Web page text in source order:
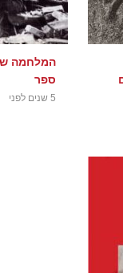
המלחמה
ספר
5 שנים לפני